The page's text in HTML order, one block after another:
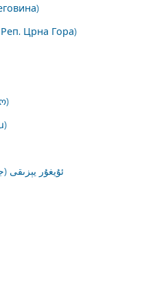
Црна Гора)
ئۇيغۇر يېزىقى